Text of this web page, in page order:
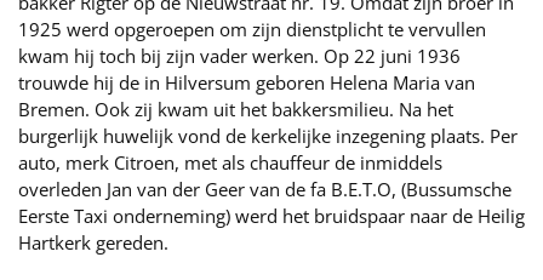
1925 werd opgeroepen om zijn dienstplicht te vervullen
kwam hij toch bij zijn vader werken. Op 22 juni 1936
trouwde hij de in Hilversum geboren Helena Maria van
Bremen. Ook zij kwam uit het bakkersmilieu. Na het
burgerlijk huwelijk vond de kerkelijke inzegening plaats. Per
auto, merk Citroen, met als chauffeur de inmiddels
overleden Jan van der Geer van de fa B.E.T.O, (Bussumsche
Eerste Taxi onderneming) werd het bruidspaar naar de Heilig
Hartkerk gereden.